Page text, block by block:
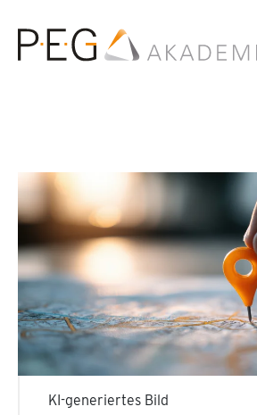
KI-generiertes Bild